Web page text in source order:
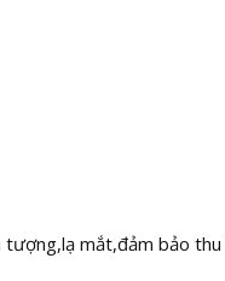
mắt,đảm bảo